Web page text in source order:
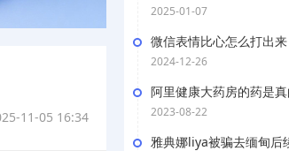
11-05 16:34
2025-01-07
微信表情比心怎么打出
2024-12-26
阿里健康大药房的药是
2023-08-22
雅典娜liya被骗去缅甸后